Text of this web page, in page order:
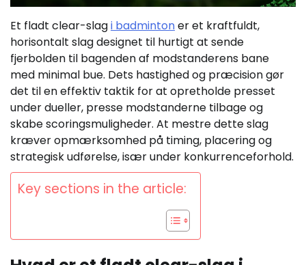
Et fladt clear-slagi badmintoner et kraftfuldt,
horisontalt slag designet til hurtigt at sende
fjerbolden til bagenden af modstanderens bane
med minimal bue. Dets hastighed og præcision gør
det til en effektiv taktik for at opretholde presset
under dueller, presse modstanderne tilbage og
skabe scoringsmuligheder. At mestre dette slag
kræver opmærksomhed på timing, placering og
strategisk udførelse, især under konkurrenceforhold.
Key sections in the article: